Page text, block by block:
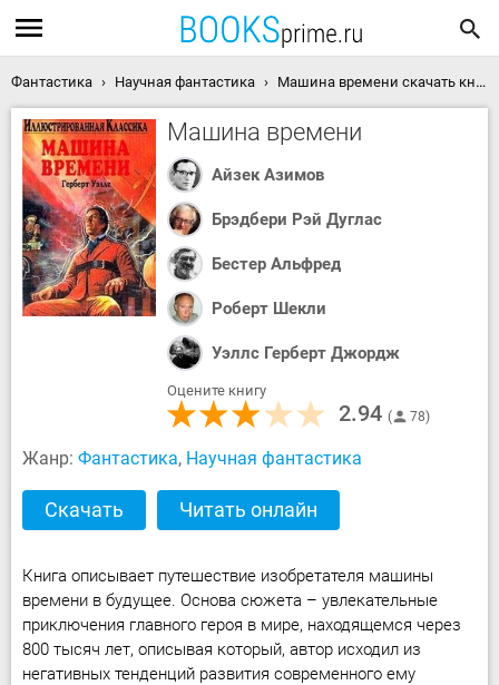
Фантастика Научная фантастика Машина времени скачать книгу
Машина времени
Айзек Азимов
Брэдбери Рэй Дуглас
Бестер Альфред
Роберт Шекли
Уэллс Герберт Джордж
Оцените книгу
2.94 78
Жанр: Фантастика, Научная фантастика
Скачать Читать онлайн
Книга описывает путешествие изобретателя машины
времени в будущее. Основа сюжета – увлекательные
приключения главного героя в мире, находящемся через
800 тысяч лет, описывая который, автор исходил из
негативных тенденций развития современного ему